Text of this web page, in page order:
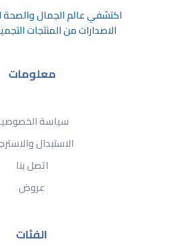
اكتشفي عالم الجمال والصحة
الاصدارات من المنتجات
معلومات
سياسة
الاستبدال
اتصل بنا
عروض
الفئات